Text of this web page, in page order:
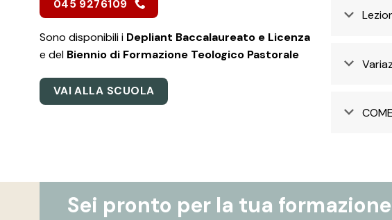
045 9276109
Sono disponibili i Depliant Baccalaureato e Licenza
e del Biennio di Formazione Teologico Pastorale
VAI ALLA SCUOLA
Sei pronto per la tua